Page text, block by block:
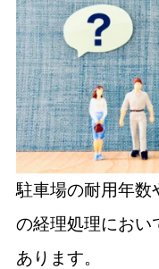
駐車場の耐用年数
の経理処理におい
あります。